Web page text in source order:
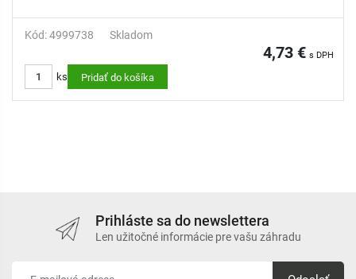
Kód: 4999738 Skladom
4,73 € s DPH
ks Pridať do košíka
Prihláste sa do newslettera
Len užitočné informácie pre vašu záhradu